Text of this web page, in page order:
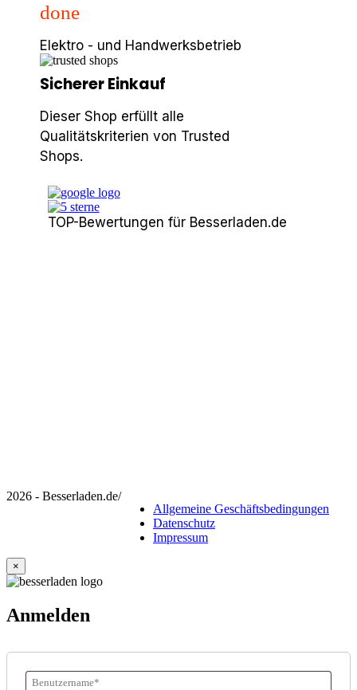
done
Elektro - und Handwerksbetrieb
Sicherer Einkauf
Dieser Shop erfüllt alle
Qualitätskriterien von Trusted
Shops.
TOP-Bewertungen für Besserladen.de
2026 - Besserladen.de/
Allgemeine Geschäftsbedingungen
Datenschutz
Impressum
×
Anmelden
Benutzername